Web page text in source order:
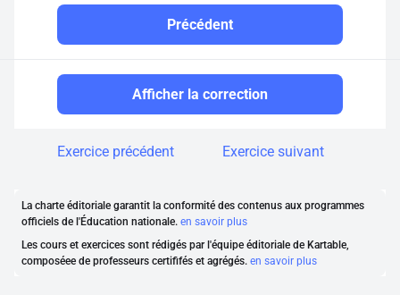
Précédent
Afficher la correction
Exercice précédent Exercice suivant
La charte éditoriale garantit la conformité des contenus aux programmes
officiels de l'Éducation nationale. en savoir plus
Les cours et exercices sont rédigés par l'équipe éditoriale de Kartable,
composéee de professeurs certififés et agrégés. en savoir plus